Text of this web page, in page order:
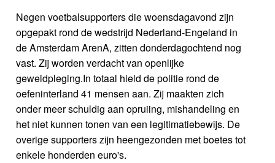
Negen voetbalsupporters die woensdagavond zijn
opgepakt rond de wedstrijd Nederland-Engeland in
de Amsterdam ArenA, zitten donderdagochtend nog
vast. Zij worden verdacht van openlijke
geweldpleging.In totaal hield de politie rond de
oefeninterland 41 mensen aan. Zij maakten zich
onder meer schuldig aan opruiing, mishandeling en
het niet kunnen tonen van een legitimatiebewijs. De
overige supporters zijn heengezonden met boetes tot
enkele honderden euro's.